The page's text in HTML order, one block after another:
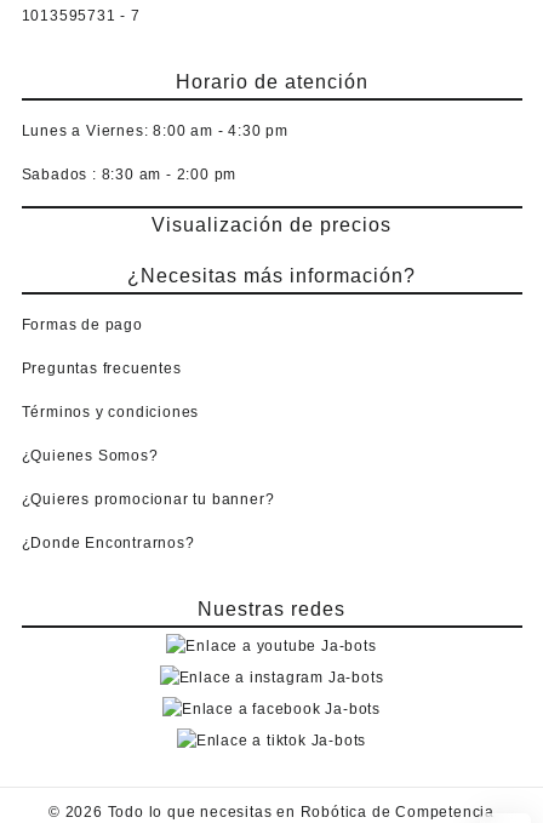
1013595731 - 7
Horario de atención
Lunes a Viernes: 8:00 am - 4:30 pm
Sabados : 8:30 am - 2:00 pm
Visualización de precios
¿Necesitas más información?
Formas de pago
Preguntas frecuentes
Términos y condiciones
¿Quienes Somos?
¿Quieres promocionar tu banner?
¿Donde Encontrarnos?
Nuestras redes
© 2026 Todo lo que necesitas en Robótica de Competencia